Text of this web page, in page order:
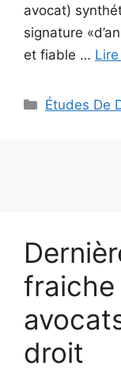
avocat)
signature
et fiable …
Catégories
Études De
fraiche
droit